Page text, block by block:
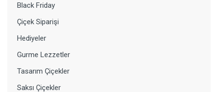
Black Friday
Çiçek Siparişi
Hediyeler
Gurme Lezzetler
Tasarım Çiçekler
Saksı Çiçekler